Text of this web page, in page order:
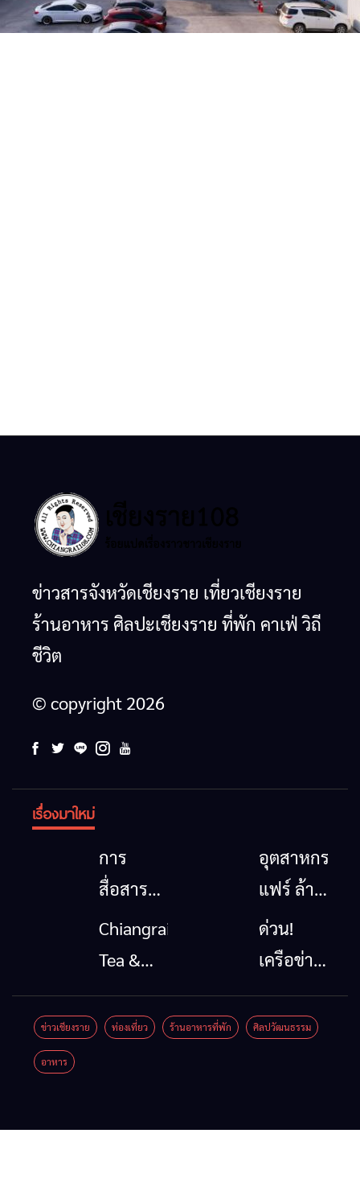
ข่าวสารจังหวัดเชียงราย เที่ยวเชียงราย
ร้านอาหาร ศิลปะเชียงราย ที่พัก คาเฟ่ วิถี
ชีวิต
© copyright 2026
เรื่องมาใหม่
การ
สื่อสาร
โทรคมนาคม
กรณีภัย
เชียงราย
เมื่อ
อุตสาหกรรม
แฟร์ ล้าน
นาตะวัน
ออก
รวมของดี
สินค้าเด่น
Chiangrai
Tea &
Coffee
Festival
ด่วน!
เครือข่าย
ลุ่มน้ำกก
ยื่น 5 ข้อ
ข่าวเชียงราย ท่องเที่ยว ร้านอาหารที่พัก ศิลปวัฒนธรรม
อาหาร